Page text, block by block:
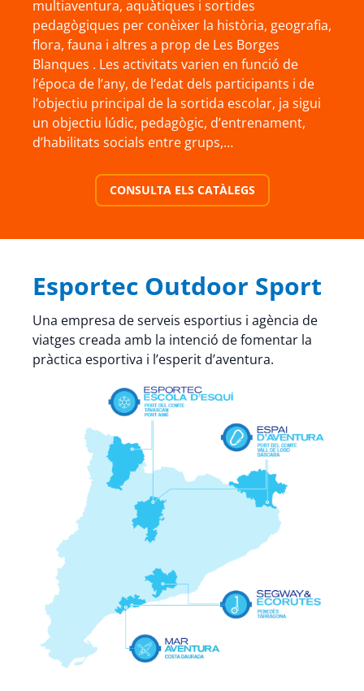
multiaventura, aquàtiques i sortides
pedagògiques per conèixer la història, geografia,
flora, fauna i altres a prop de Les Borges
Blanques . Les activitats varien en funció de
l’época de l’any, de l’edat dels participants i de
l’objectiu principal de la sortida escolar, ja sigui
un objectiu lúdic, pedagògic, d’entrenament,
d’habilitats socials entre grups,…
CONSULTA ELS CATÀLEGS
Esportec Outdoor Sport
Una empresa de serveis esportius i agència de
viatges creada amb la intenció de fomentar la
pràctica esportiva i l’esperit d’aventura.